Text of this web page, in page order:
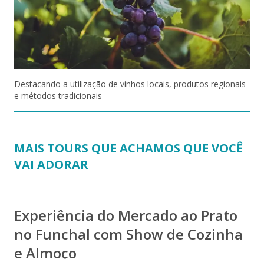
Destacando a utilização de vinhos locais, produtos regionais
e métodos tradicionais
MAIS TOURS QUE ACHAMOS QUE VOCÊ
VAI ADORAR
Experiência do Mercado ao Prato
no Funchal com Show de Cozinha
e Almoço